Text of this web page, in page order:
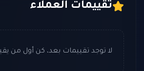
تقييمات العملاء
لا توجد تقييمات بعد، كن أول من